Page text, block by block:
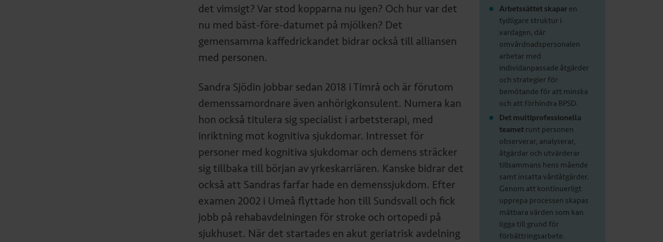
det vimsigt? Var stod kopparna nu igen? Och hur var det
nu med bäst-före-datumet på mjölken? Det
gemensamma kaffedrickandet bidrar också till alliansen
med personen.
Sandra Sjödin jobbar sedan 2018 i Timrå och är förutom
demenssamordnare även anhörigkonsulent. Numera kan
hon också titulera sig specialist i arbetsterapi, med
inriktning mot kognitiva sjukdomar. Intresset för
personer med kognitiva sjukdomar och demens sträcker
sig tillbaka till början av yrkeskarriären. Kanske bidrar det
också att Sandras farfar hade en demenssjukdom. Efter
examen 2002 i Umeå flyttade hon till Sundsvall och fick
jobb på rehabavdelningen för stroke och ortopedi på
sjukhuset. När det startades en akut geriatrisk avdelning
Arbetssättet skaparen
tydligare struktur i
vardagen, där
omvårdnadspersonalen
arbetar med
individanpassade åtgärder
och strategier för
bemötande för att minska
och att förhindra BPSD.
Det multiprofessionella
teametrunt personen
observerar, analyserar,
åtgärdar och utvärderar
tillsammans hens mående
samt insatta vårdåtgärder.
Genom att kontinuerligt
upprepa processen skapas
mätbara värden som kan
ligga till grund för
förbättringsarbete.